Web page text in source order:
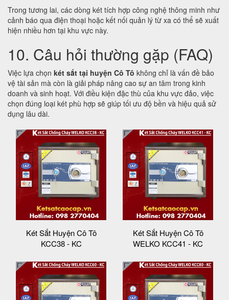
Trong tương lai, các dòng két tích hợp công nghệ thông minh như
cảnh báo qua điện thoại hoặc kết nối quản lý từ xa có thể sẽ xuất
hiện nhiều hơn tại khu vực này.
10. Câu hỏi thường gặp (FAQ)
Việc lựa chọn két sắt tại huyện Cô Tô không chỉ là vấn đề bảo
vệ tài sản mà còn là giải pháp nâng cao sự an tâm trong kinh
doanh và sinh hoạt. Với điều kiện đặc thù của khu vực đảo, việc
chọn đúng loại két phù hợp sẽ giúp tối ưu độ bền và hiệu quả sử
dụng lâu dài.
Két Sắt Huyện Cô Tô
KCC38 - KC
Két Sắt Huyện Cô Tô
WELKO KCC41 - KC